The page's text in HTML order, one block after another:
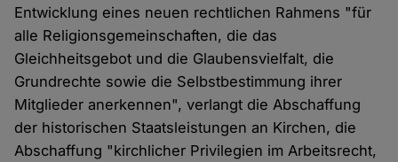
Entwicklung eines neuen rechtlichen Rahmens "für
alle Religionsgemeinschaften, die das
Gleichheitsgebot und die Glaubensvielfalt, die
Grundrechte sowie die Selbstbestimmung ihrer
Mitglieder anerkennen", verlangt die Abschaffung
der historischen Staatsleistungen an Kirchen, die
Abschaffung "kirchlicher Privilegien im Arbeitsrecht,